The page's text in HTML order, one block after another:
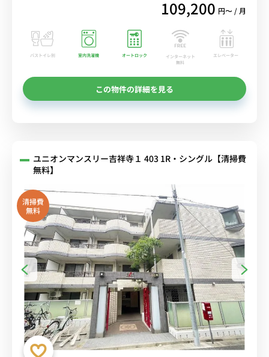
109,200 円〜 / 月
バストイレ別 室内洗濯機 オートロック
インターネット
無料
エレベーター
この物件の詳細を見る
ユニオンマンスリー吉祥寺１ 403 1R・シングル【清掃費
無料】
清掃費
無料